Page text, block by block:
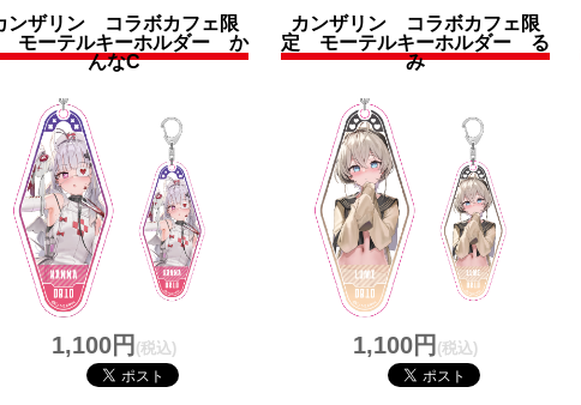
ンザリン コラボカフェ限
モーテルキーホルダー か
んなC
1,100円 (税込)
カンザリン コラボカフェ限
定 モーテルキーホルダー る
み
1,100円 (税込)